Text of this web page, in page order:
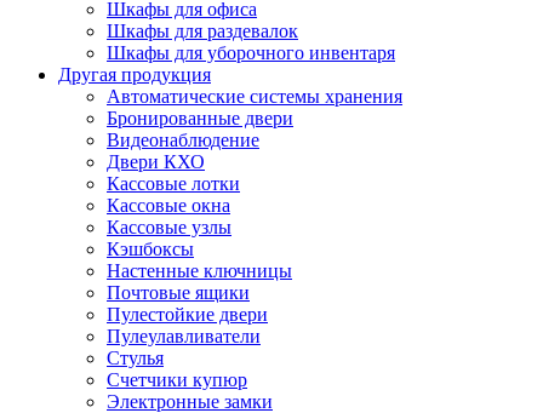
Шкафы для офиса
Шкафы для раздевалок
Шкафы для уборочного инвентаря
Другая продукция
Автоматические системы хранения
Бронированные двери
Видеонаблюдение
Двери КХО
Кассовые лотки
Кассовые окна
Кассовые узлы
Кэшбоксы
Настенные ключницы
Почтовые ящики
Пулестойкие двери
Пулеулавливатели
Стулья
Счетчики купюр
Электронные замки